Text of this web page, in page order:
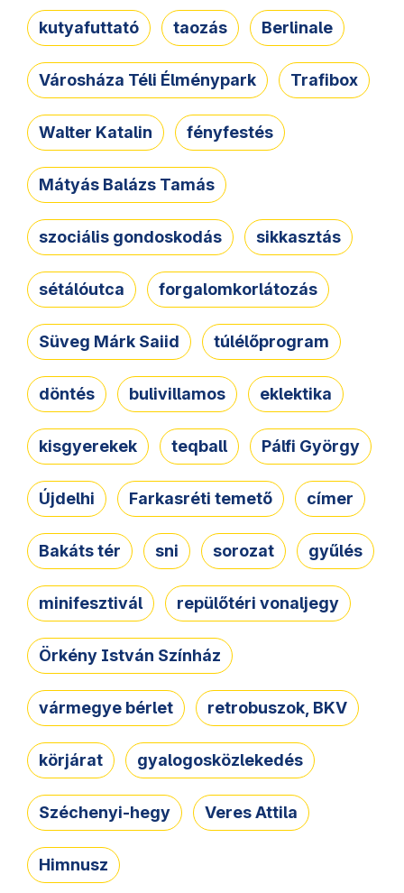
kutyafuttató taozás Berlinale
Városháza Téli Élménypark Trafibox
Walter Katalin fényfestés
Mátyás Balázs Tamás
szociális gondoskodás sikkasztás
sétálóutca forgalomkorlátozás
Süveg Márk Saiid túlélőprogram
döntés bulivillamos eklektika
kisgyerekek teqball Pálfi György
Újdelhi Farkasréti temető címer
Bakáts tér sni sorozat gyűlés
minifesztivál repülőtéri vonaljegy
Örkény István Színház
vármegye bérlet retrobuszok, BKV
körjárat gyalogosközlekedés
Széchenyi-hegy Veres Attila
Himnusz